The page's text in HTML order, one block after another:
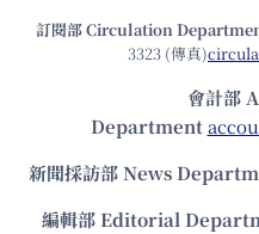
訂閱部 Circulation
3323 (傳真)
會計部
Department
新聞採訪部 News
編輯部 Editorial